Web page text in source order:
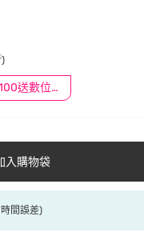
滿$100送數位印花
)
入購物袋
間誤差)